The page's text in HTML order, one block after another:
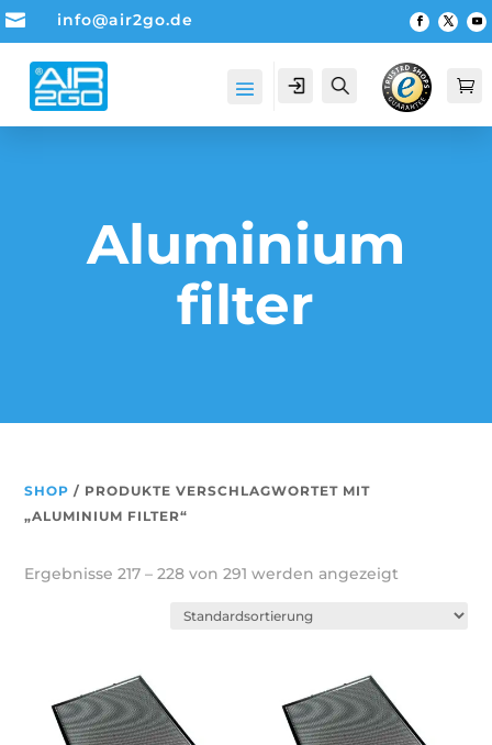
 info@air2go.de
Account Suche 
Aluminium
filter
SHOP / PRODUKTE VERSCHLAGWORTET MIT
„ALUMINIUM FILTER“
Ergebnisse 217 – 228 von 291 werden angezeigt